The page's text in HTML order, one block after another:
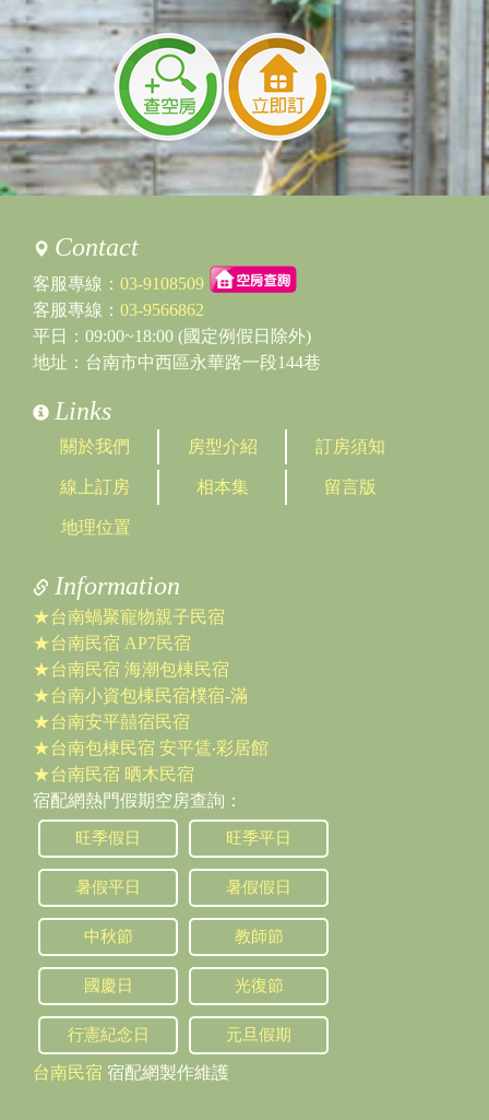
Contact
客服專線： 03-9108509
客服專線： 03-9566862
平日：09:00~18:00 (國定例假日除外)
地址：台南市中西區永華路一段144巷
Links
關於我們 房型介紹 訂房須知
線上訂房 相本集 留言版
地理位置
Information
★台南蝸聚寵物親子民宿
★台南民宿 AP7民宿
★台南民宿 海潮包棟民宿
★台南小資包棟民宿樸宿-滿
★台南安平囍宿民宿
★台南包棟民宿 安平鵀‧彩居館
★台南民宿 晒木民宿
宿配網熱門假期空房查詢：
旺季假日 旺季平日
暑假平日 暑假假日
中秋節 教師節
國慶日 光復節
行憲紀念日 元旦假期
台南民宿 宿配網製作維護